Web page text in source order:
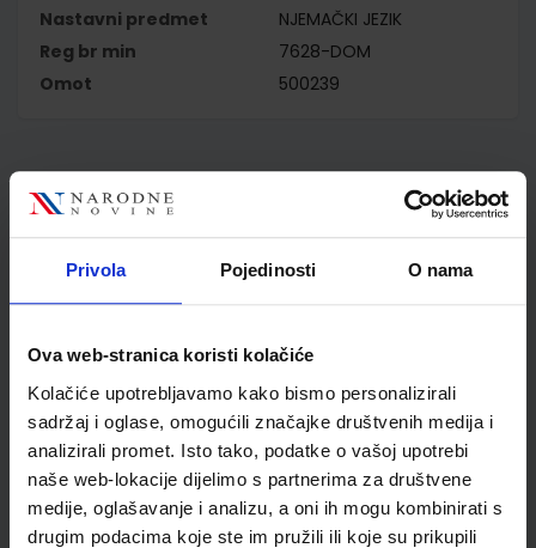
Privola Pojedinosti O nama
Ova web-stranica koristi kolačiće
Kolačiće upotrebljavamo kako bismo personalizirali
sadržaj i oglase, omogućili značajke društvenih medija i
analizirali promet. Isto tako, podatke o vašoj upotrebi
naše web-lokacije dijelimo s partnerima za društvene
medije, oglašavanje i analizu, a oni ih mogu kombinirati s
drugim podacima koje ste im pružili ili koje su prikupili
Nastavni predmet
NJEMAČKI JEZIK
Reg br min
7628-DOM
Omot
500239
Kupci najčešće biraju..
Omot PVC za školske
udžbenike; dimenzije
413x287; tip 239